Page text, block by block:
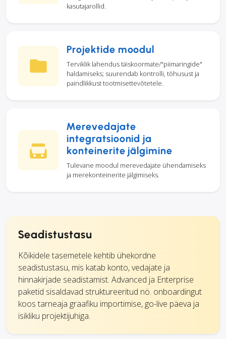
kasutajarollid.
Projektide moodul
Terviklik lahendus täiskoormate/"piimaringide"
haldamiseks; suurendab kontrolli, tõhusust ja
paindlikkust tootmisettevõtetele.
Merevedajate
integratsioonid ja
konteinerite jälgimine
Tulevane moodul merevedajate ühendamiseks
ja merekonteinerite jälgimiseks.
Seadistustasu
Kõikidele tasemetele kehtib ühekordne
seadistustasu, mis katab konto, vedajate ja
hinnakirjade seadistamist. Advanced ja Enterprise
paketid sisaldavad struktureeritud nö. onboardingut
koos tarneaja graafiku importimise, go-live päeva ja
isikliku projektijuhiga.